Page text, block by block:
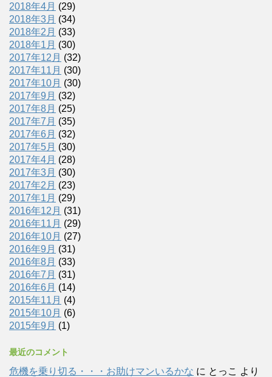
2018年4月 (29)
2018年3月 (34)
2018年2月 (33)
2018年1月 (30)
2017年12月 (32)
2017年11月 (30)
2017年10月 (30)
2017年9月 (32)
2017年8月 (25)
2017年7月 (35)
2017年6月 (32)
2017年5月 (30)
2017年4月 (28)
2017年3月 (30)
2017年2月 (23)
2017年1月 (29)
2016年12月 (31)
2016年11月 (29)
2016年10月 (27)
2016年9月 (31)
2016年8月 (33)
2016年7月 (31)
2016年6月 (14)
2015年11月 (4)
2015年10月 (6)
2015年9月 (1)
最近のコメント
危機を乗り切る・・・お助けマンいるかな に とっこ より